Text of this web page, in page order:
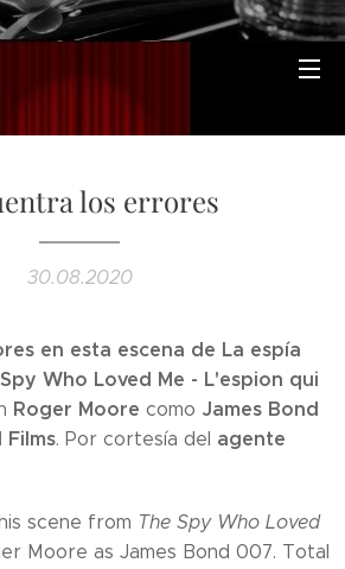
los errores
30.08.2020
en esta escena de La espía
Who Loved Me - L'espion qui
Roger Moore como James Bond
Films. Por cortesía del agente
scene from The Spy Who Loved
Moore as James Bond 007. Total